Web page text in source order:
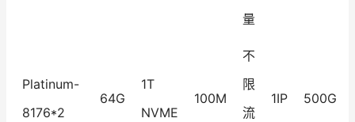
量
Platinum-
8176*2
64G
1T
NVME
100M
不
限
流
1IP 500G